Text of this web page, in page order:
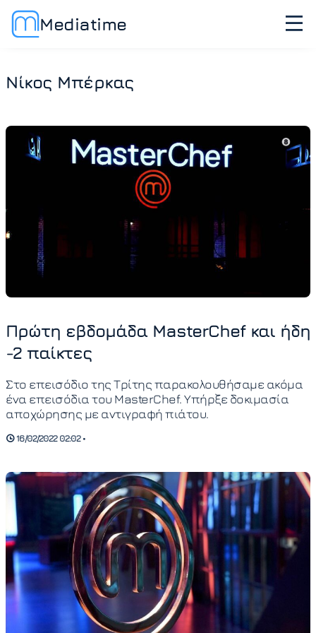
Mediatime
Νίκος Μπέρκας
Πρώτη εβδομάδα MasterChef και ήδη
-2 παίκτες
Στο επεισόδιο της Τρίτης παρακολουθήσαμε ακόμα
ένα επεισόδια του MasterChef. Υπήρξε δοκιμασία
αποχώρησης με αντιγραφή πιάτου.
16/02/2022 02:02 •